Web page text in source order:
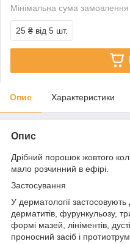
Мінімальна сума
25 ₴ від 5 шт.
Опис Характеристики
Опис
Дрібний порошок жовтого
мало розчинний в ефірі.
Застосування
У дерматології
дерматитів, фурункульозу,
формі мазей, лініментів,
проносний засіб і